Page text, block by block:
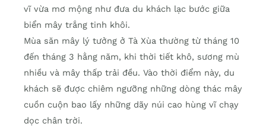
vĩ vừa mơ mộng như đưa du khách lạc bước giữa
biển mây trắng tinh khôi.
Mùa săn mây lý tưởng ở Tà Xùa thường từ tháng 10
đến tháng 3 hằng năm, khi thời tiết khô, sương mù
nhiều và mây thấp trải đều. Vào thời điểm này, du
khách sẽ được chiêm ngưỡng những dòng thác mây
cuồn cuộn bao lấy những dãy núi cao hùng vĩ chạy
dọc chân trời.